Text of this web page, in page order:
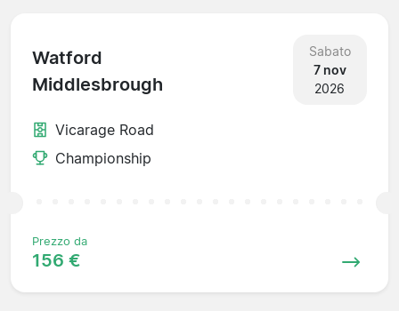
Watford
Middlesbrough
Sabato
7 nov
2026
Vicarage Road
Championship
Prezzo da
156 €